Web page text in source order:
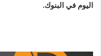
اليوم في البنوك.